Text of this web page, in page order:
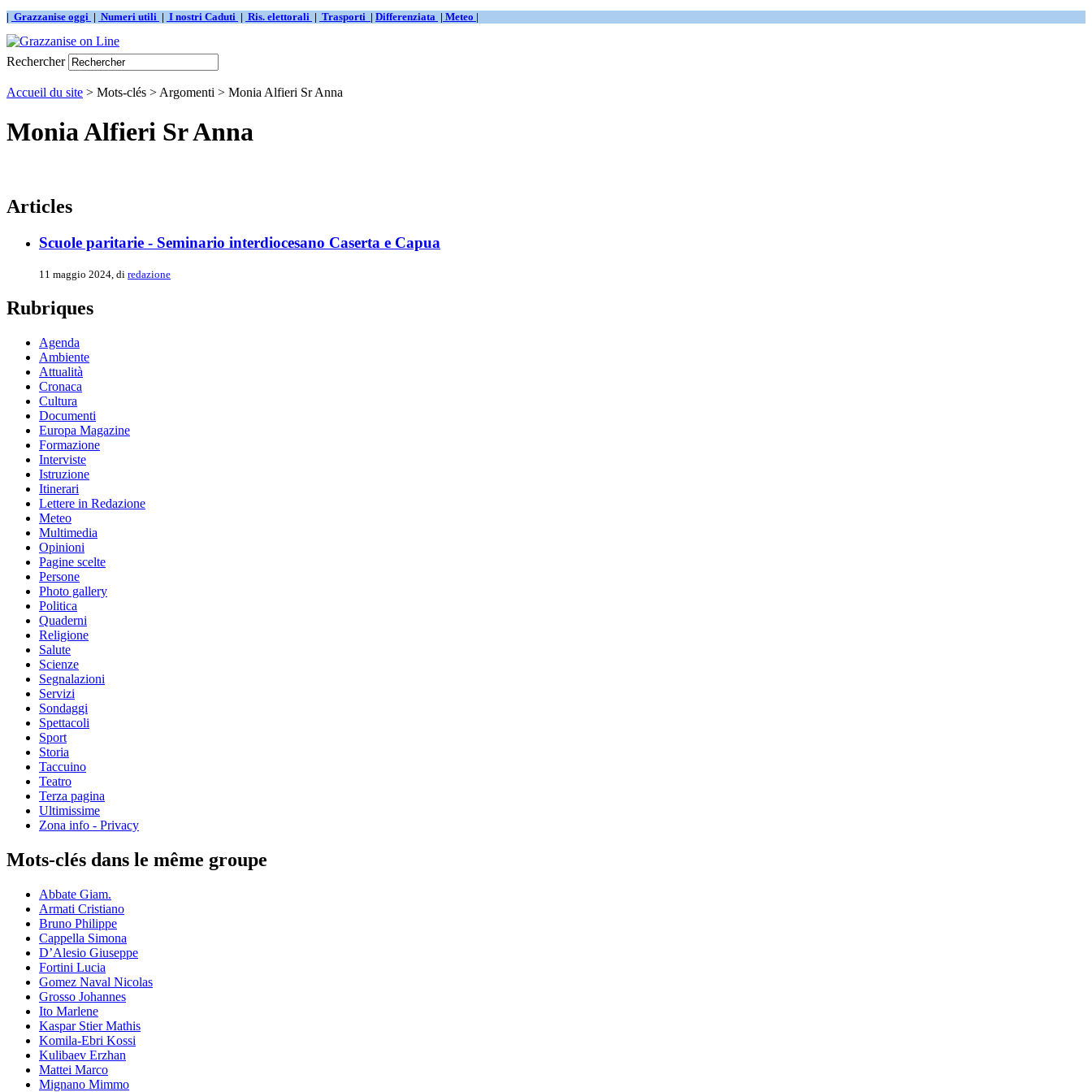
| Grazzanise oggi | Numeri utili | I nostri Caduti | Ris. elettorali | Trasporti | Differenziata | Meteo |
Rechercher
Accueil du site > Mots-clés > Argomenti > Monia Alfieri Sr Anna
Monia Alfieri Sr Anna
Articles
Scuole paritarie - Seminario interdiocesano Caserta e Capua
11 maggio 2024, di redazione
Rubriques
Agenda
Ambiente
Attualità
Cronaca
Cultura
Documenti
Europa Magazine
Formazione
Interviste
Istruzione
Itinerari
Lettere in Redazione
Meteo
Multimedia
Opinioni
Pagine scelte
Persone
Photo gallery
Politica
Quaderni
Religione
Salute
Scienze
Segnalazioni
Servizi
Sondaggi
Spettacoli
Sport
Storia
Taccuino
Teatro
Terza pagina
Ultimissime
Zona info - Privacy
Mots-clés dans le même groupe
Abbate Giam.
Armati Cristiano
Bruno Philippe
Cappella Simona
D’Alesio Giuseppe
Fortini Lucia
Gomez Naval Nicolas
Grosso Johannes
Ito Marlene
Kaspar Stier Mathis
Komila-Ebri Kossi
Kulibaev Erzhan
Mattei Marco
Mignano Mimmo